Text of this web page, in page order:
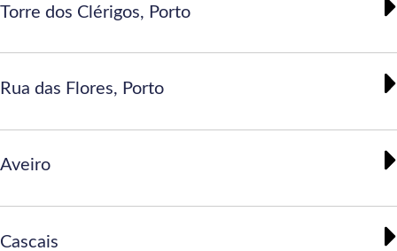
Torre dos Clérigos, Porto
Rua das Flores, Porto
Aveiro
Cascais